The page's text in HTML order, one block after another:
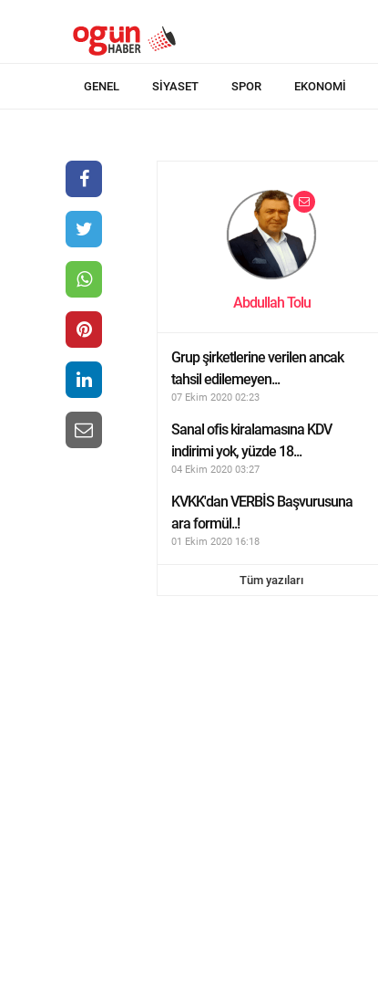
GENEL SIYASET SPOR EKONOMI
Abdullah Tolu
Grup şirketlerine verilen ancak
tahsil edilemeyen...
07 Ekim 2020 02:23
Sanal ofis kiralamasına KDV
indirimi yok, yüzde 18...
04 Ekim 2020 03:27
KVKK'dan VERBİS Başvurusuna
ara formül..!
01 Ekim 2020 16:18
Tüm yazıları